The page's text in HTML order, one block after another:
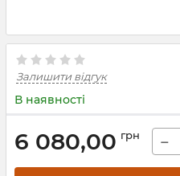
Залишити відгук
В наявності
6 080,00 грн −